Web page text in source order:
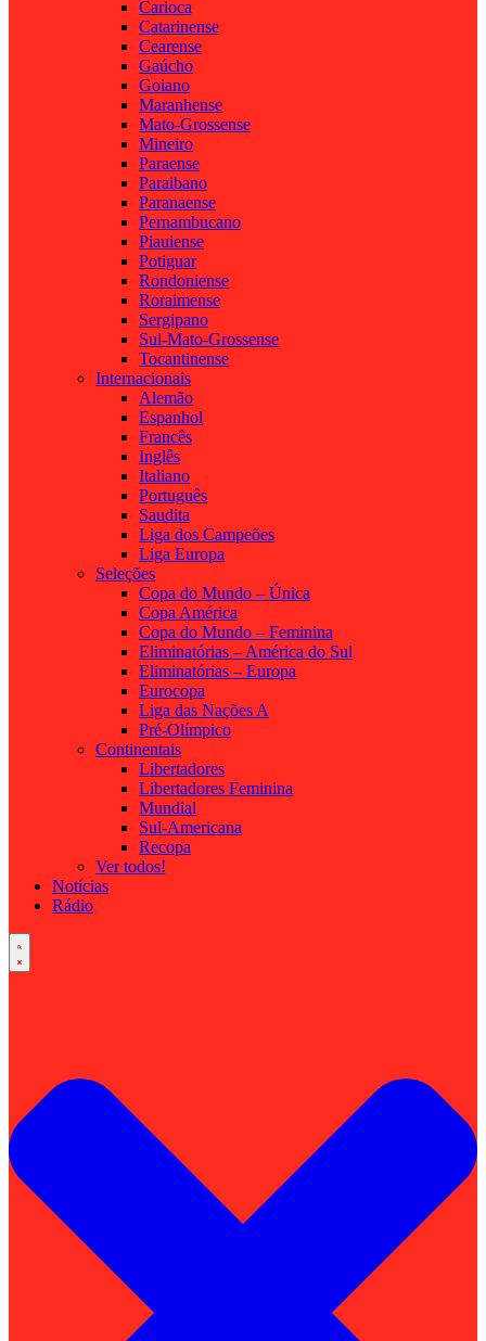
Carioca
Catarinense
Cearense
Gaúcho
Goiano
Maranhense
Mato-Grossense
Mineiro
Paraense
Paraibano
Paranaense
Pernambucano
Piauiense
Potiguar
Rondoniense
Roraimense
Sergipano
Sul-Mato-Grossense
Tocantinense
Internacionais
Alemão
Espanhol
Francês
Inglês
Italiano
Português
Saudita
Liga dos Campeões
Liga Europa
Seleções
Copa do Mundo – Única
Copa América
Copa do Mundo – Feminina
Eliminatórias – América do Sul
Eliminatórias – Europa
Eurocopa
Liga das Nações A
Pré-Olímpico
Continentais
Libertadores
Libertadores Feminina
Mundial
Sul-Americana
Recopa
Ver todos!
Notícias
Rádio